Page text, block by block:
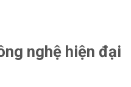
nghệ hiện đại